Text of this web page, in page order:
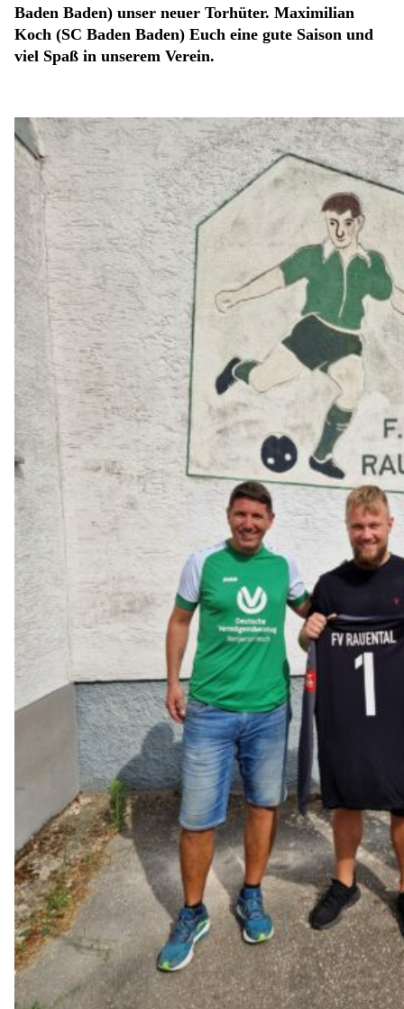
Baden Baden) unser neuer Torhüter. Maximilian
Koch (SC Baden Baden) Euch eine gute Saison und
viel Spaß in unserem Verein.